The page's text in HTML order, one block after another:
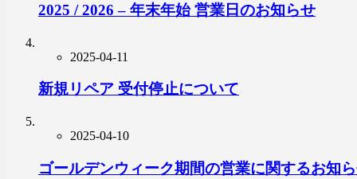
2025 / 2026 – 年末年始 営業日のお知らせ
2025-04-11
新規リペア 受付停止について
2025-04-10
ゴールデンウィーク期間の営業に関するお知